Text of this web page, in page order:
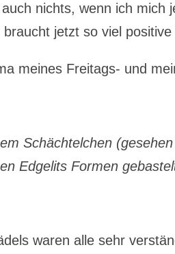
nichts, wenn ich mich
braucht jetzt so viel
meines Freitags- und
Schächtelchen
Edgelits Formen
waren alle sehr